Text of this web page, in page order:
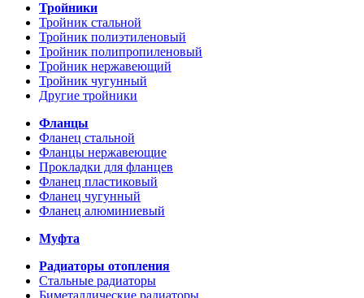
Тройники
Тройник стальной
Тройник полиэтиленовый
Тройник полипропиленовый
Тройник нержавеющий
Тройник чугунный
Другие тройники
Фланцы
Фланец стальной
Фланцы нержавеющие
Прокладки для фланцев
Фланец пластиковый
Фланец чугунный
Фланец алюминиевый
Муфта
Радиаторы отопления
Стальные радиаторы
Биметаллические радиаторы